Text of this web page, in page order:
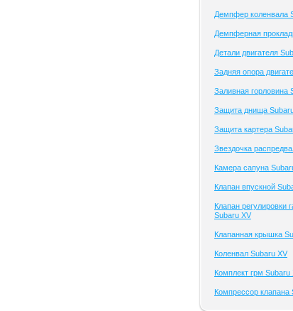
Демпфер коленвала
Демпферная
Детали двигателя
Задняя опора
Заливная горловина
Защита днища
Защита картера
Звездочка
Камера сапуна
Клапан впускной
Клапан регулировки
Subaru XV
Клапанная крышка
Коленвал Subaru XV
Комплект грм Subaru
Компрессор клапана